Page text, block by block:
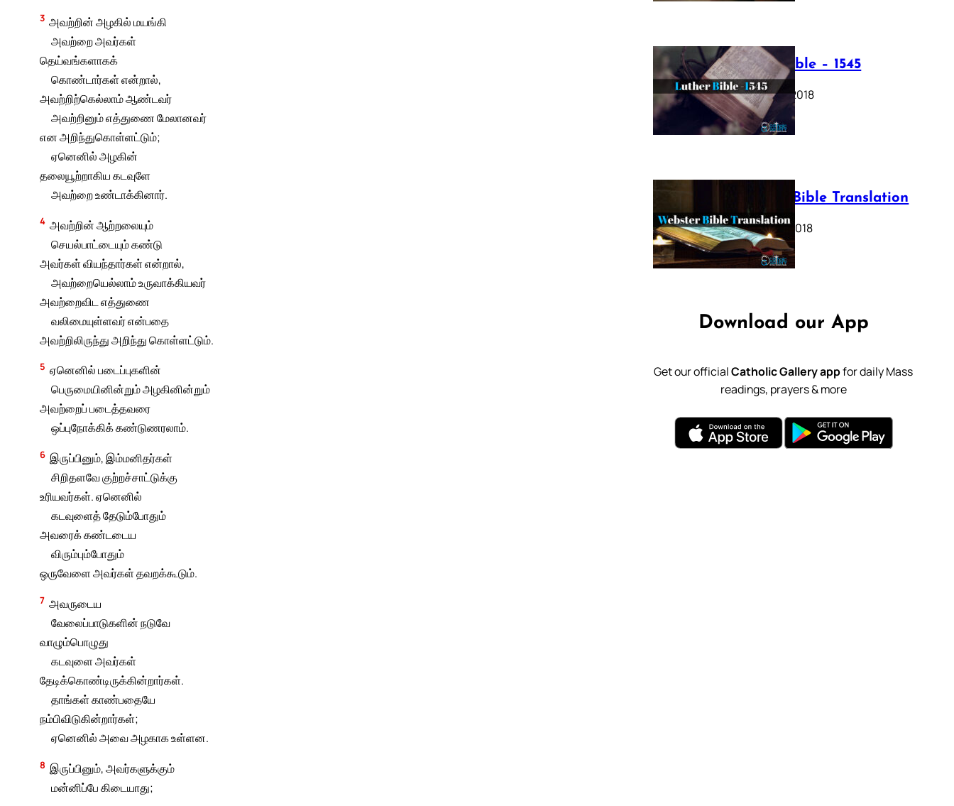
3 அவற்றின் அழகில் மயங்கி
அவற்றை அவர்கள்
தெய்வங்களாகக்
கொண்டார்கள் என்றால்,
அவற்றிற்கெல்லாம் ஆண்டவர்
அவற்றினும் எத்துணை மேலானவர்
என அறிந்துகொள்ளட்டும்;
ஏனெனில் அழகின்
தலையூற்றாகிய கடவுளே
அவற்றை உண்டாக்கினார்.
4 அவற்றின் ஆற்றலையும்
செயல்பாட்டையும் கண்டு
அவர்கள் வியந்தார்கள் என்றால்,
அவற்றையெல்லாம் உருவாக்கியவர்
அவற்றைவிட எத்துணை
வலிமையுள்ளவர் என்பதை
அவற்றிலிருந்து அறிந்து கொள்ளட்டும்.
5 ஏனெனில் படைப்புகளின்
பெருமையினின்றும் அழகினின்றும்
அவற்றைப் படைத்தவரை
ஒப்புநோக்கிக் கண்டுணரலாம்.
6 இருப்பினும், இம்மனிதர்கள்
சிறிதளவே குற்றச்சாட்டுக்கு
உரியவர்கள். ஏனெனில்
கடவுளைத் தேடும்போதும்
அவரைக் கண்டடைய
விரும்பும்போதும்
ஒருவேளை அவர்கள் தவறக்கூடும்.
7 அவருடைய
வேலைப்பாடுகளின் நடுவே
வாழும்பொழுது
கடவுளை அவர்கள்
தேடிக்கொண்டிருக்கின்றார்கள்.
தாங்கள் காண்பதையே
நம்பிவிடுகின்றார்கள்;
ஏனெனில் அவை அழகாக உள்ளன.
8 இருப்பினும், அவர்களுக்கும்
மன்னிப்பே கிடையாது;
Luther Bible – 1545
October 17, 2018
Webster Bible Translation
October 11, 2018
Download our App
Get our officialCatholic Gallery appfor daily Mass
readings, prayers & more